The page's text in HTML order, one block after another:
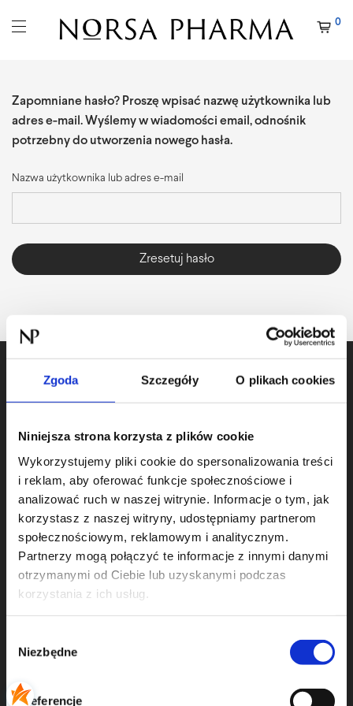
Zgoda Szczegóły O plikach cookies
Niniejsza strona korzysta z plików cookie
Wykorzystujemy pliki cookie do spersonalizowania treści
i reklam, aby oferować funkcje społecznościowe i
analizować ruch w naszej witrynie. Informacje o tym, jak
korzystasz z naszej witryny, udostępniamy partnerom
społecznościowym, reklamowym i analitycznym.
Partnerzy mogą połączyć te informacje z innymi danymi
otrzymanymi od Ciebie lub uzyskanymi podczas
korzystania z ich usług.
zgody
Niezbędne
Preferencje
0
Zapomniane hasło? Proszę wpisać nazwę użytkownika lub
adres e-mail. Wyślemy w wiadomości email, odnośnik
potrzebny do utworzenia nowego hasła.
Nazwa użytkownika lub adres e-mail
Zresetuj hasło
Produkty
Tarczyca i układ hormonalny
Wątroba i metabolizm
Układ nerwowy
Układ pokarmowy
Włosy, skóra i paznokcie
Moje konto
Ustawienia konta
Ulubione